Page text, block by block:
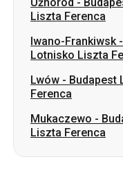
Lwów-Budapest
Ferenca
Mukaczewo-
Liszta Ferenca
Slowacja Odessa →
Mikołajów → Odessa
Charków → KijówGdańsk